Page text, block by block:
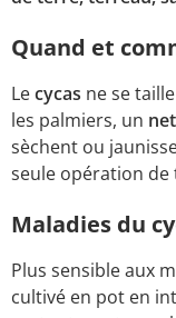
Quand et
Lecycas ne se
les palmiers, un
sèchent ou
seule opération de
Maladies du
Plus sensible aux
cultivé en pot en